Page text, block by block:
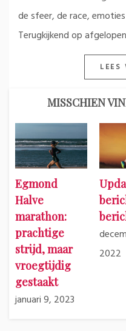
de sfeer, de race,
Terugkijkend op
LEES
MISSCHIEN
Egmond
Halve
marathon:
prachtige
strijd, maar
vroegtijdig
gestaakt
januari 9, 2023
2022